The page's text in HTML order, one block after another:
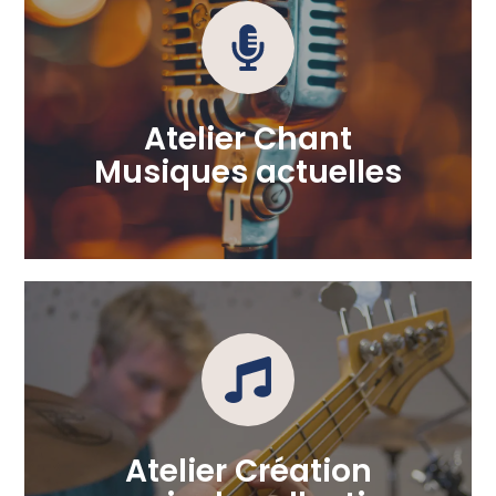
Atelier Chant
Musiques actuelles
S’initier et se perfectionner aux techniques vocales et
découvrir le répertoire pour préparer un concert.
S'inscrire
Atelier Création
jouez déjà d’un instrument, cet atelier est fait pour tous
ceux que la musique branche et qui veulent en faire
ensemble.
S'inscrire